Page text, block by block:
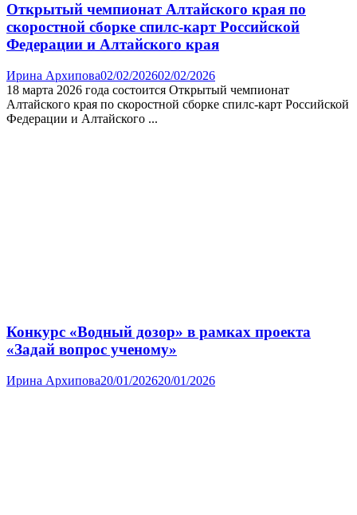
Открытый чемпионат Алтайского края по
скоростной сборке спилс-карт Российской
Федерации и Алтайского края
Ирина Архипова02/02/202602/02/2026
18 марта 2026 года состоится Открытый чемпионат
Алтайского края по скоростной сборке спилс-карт Российской
Федерации и Алтайского ...
Конкурс «Водный дозор» в рамках проекта
«Задай вопрос ученому»
Ирина Архипова20/01/202620/01/2026